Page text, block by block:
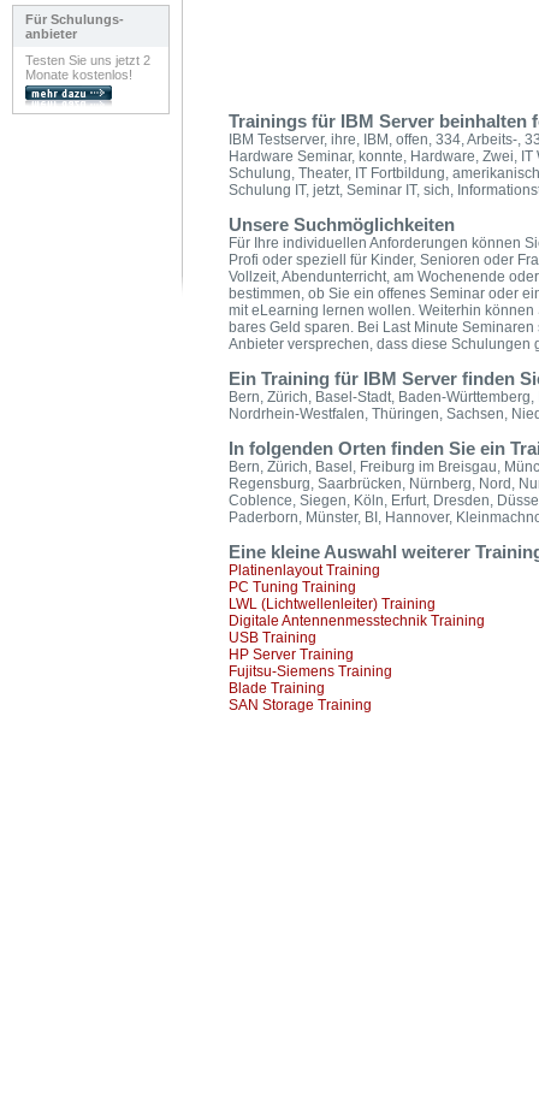
Für Schulungs-
anbieter
Testen Sie uns jetzt 2
Monate kostenlos!
Trainings für IBM Server beinhalten
IBM Testserver, ihre, IBM, offen, 334, Arbeits-,
Hardware Seminar, konnte, Hardware, Zwei,
Schulung, Theater, IT Fortbildung,
Schulung IT, jetzt, Seminar IT, sich,
Unsere Suchmöglichkeiten
Für Ihre individuellen Anforderungen können
Profi oder speziell für Kinder, Senioren oder
Vollzeit, Abendunterricht, am Wochenende
bestimmen, ob Sie ein offenes Seminar oder
mit eLearning lernen wollen. Weiterhin
bares Geld sparen. Bei Last Minute
Anbieter versprechen, dass diese Schulungen
Ein Training für IBM Server finden
Bern, Zürich, Basel-Stadt, Baden-
Nordrhein-Westfalen, Thüringen, Sachsen,
In folgenden Orten finden Sie ein
Bern, Zürich, Basel, Freiburg im Breisgau,
Regensburg, Saarbrücken, Nürnberg, Nord,
Coblence, Siegen, Köln, Erfurt, Dresden,
Paderborn, Münster, BI, Hannover,
Eine kleine Auswahl weiterer
Platinenlayout Training
PC Tuning Training
LWL (Lichtwellenleiter) Training
Digitale Antennenmesstechnik Training
USB Training
HP Server Training
Fujitsu-Siemens Training
Blade Training
SAN Storage Training